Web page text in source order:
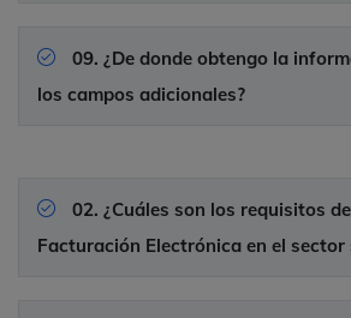
09. ¿De donde obtengo la
los campos adicionales?
02. ¿Cuáles son los requisitos
Facturación Electrónica en el sector